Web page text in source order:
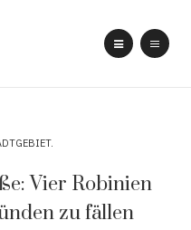
Vier Robinien
zu fällen